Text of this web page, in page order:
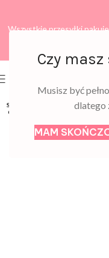
Czy
Musisz być
dlatego
MAM
Wszystkie przesyłki
SOLD
OUT